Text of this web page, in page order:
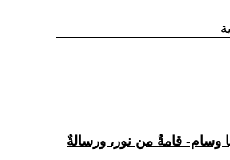
وسام- قامةٌ من نور، ورسالةٌ